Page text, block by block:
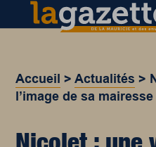
Accueil >Actualités >
l’image de sa mairesse